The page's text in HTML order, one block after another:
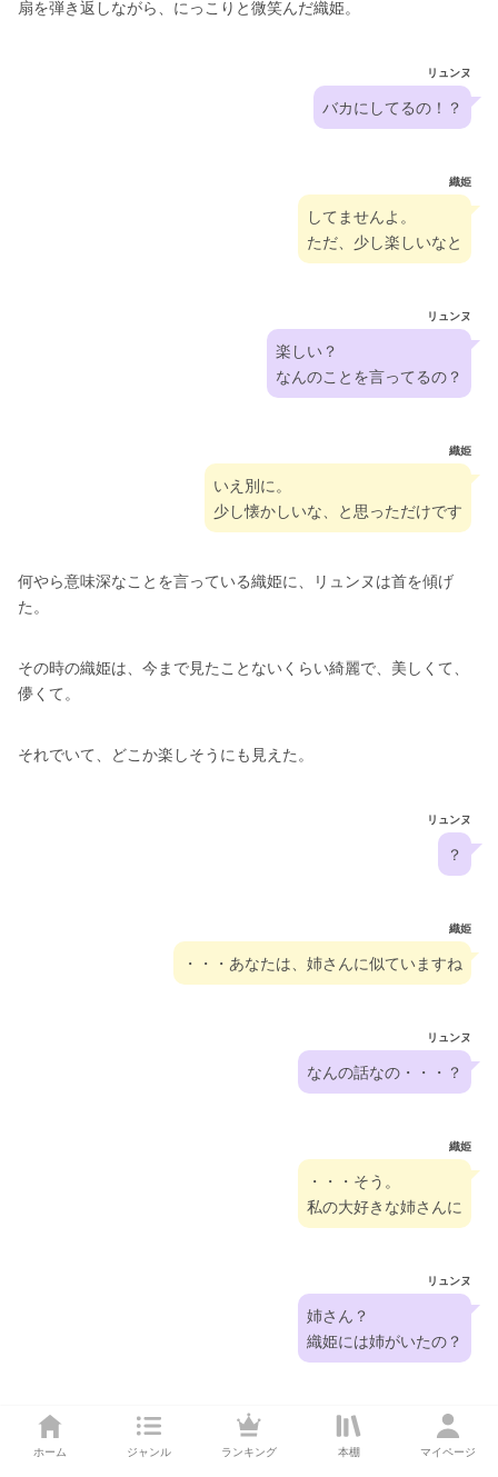
ホーム ジャンル ランキング 本棚 マイページ
扇を弾き返しながら、にっこりと微笑んだ織姫。
リュンヌ
バカにしてるの！？
織姫
してませんよ。
ただ、少し楽しいなと
リュンヌ
楽しい？
なんのことを言ってるの？
織姫
いえ別に。
少し懐かしいな、と思っただけです
何やら意味深なことを言っている織姫に、リュンヌは首を傾げ
た。
その時の織姫は、今まで見たことないくらい綺麗で、美しくて、
儚くて。
それでいて、どこか楽しそうにも見えた。
リュンヌ
？
織姫
・・・あなたは、姉さんに似ていますね
リュンヌ
なんの話なの・・・？
織姫
・・・そう。
私の大好きな姉さんに
リュンヌ
姉さん？
織姫には姉がいたの？
織姫
えぇ。